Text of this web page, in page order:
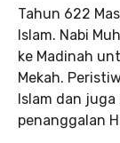
Tahun 622
Islam. Nabi
ke Madinah
Mekah.
Islam dan
penanggalan